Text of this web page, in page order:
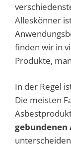
Alleskönner
finden wir in
Produkte,
In der Regel
Die meisten
gebundenen